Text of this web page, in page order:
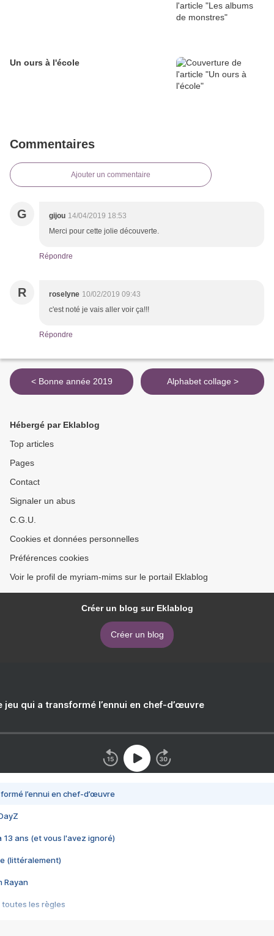
Un ours à l'école
Commentaires
Ajouter un commentaire
G gijou 14/04/2019 18:53
Merci pour cette jolie découverte.
Répondre
R roselyne 10/02/2019 09:43
c'est noté je vais aller voir ça!!!
Répondre
< Bonne année 2019 Alphabet collage >
Hébergé par Eklablog
Top articles
Pages
Contact
Signaler un abus
C.G.U.
Cookies et données personnelles
Préférences cookies
Voir le profil de myriam-mims sur le portail Eklablog
Créer un blog sur Eklablog
Créer un blog
jeu qui a transformé l’ennui en chef-d’œuvre
l’ennui en chef-d’œuvre
13 ans (et vous l'avez ignoré)
(littéralement)
Rayan
toutes les règles